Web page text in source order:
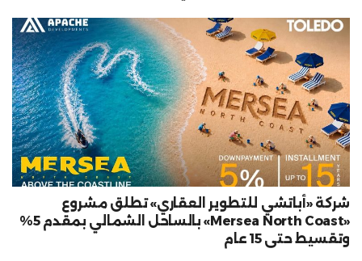
شركة «أباتشي للتطوير العقاري» تطلق مشروع
«Mersea North Coast» بالساحل الشمالي بمقدم 5%
وتقسيط حتى 15 عام